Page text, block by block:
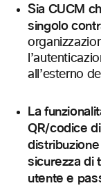
Sia CUCM
singolo
all’esterno
La
QR/codice
sicurezza di
utente e